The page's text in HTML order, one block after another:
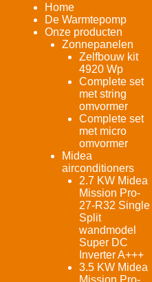
Home
De Warmtepomp
Onze producten
Zonnepanelen
Zelfbouw kit
4920 Wp
Complete set
met string
omvormer
Complete set
met micro
omvormer
Midea
airconditioners
2.7 KW Midea
Mission Pro-
27-R32 Single
Split
wandmodel
Super DC
Inverter A+++
3.5 KW Midea
Mission Pro-